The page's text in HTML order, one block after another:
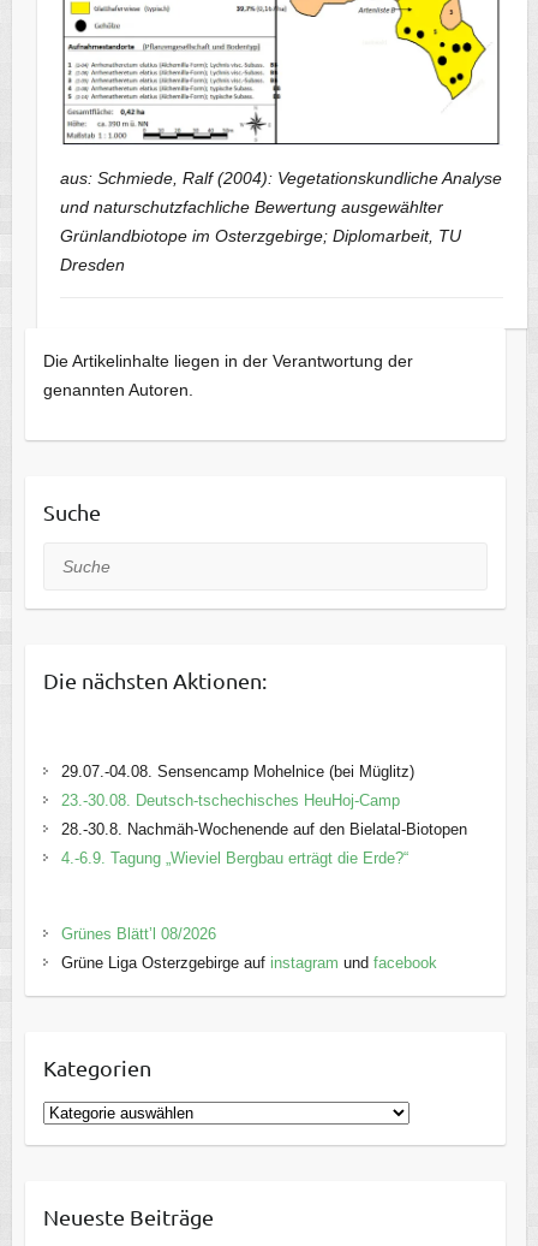
aus: Schmiede, Ralf (2004): Vegetationskundliche Analyse
und naturschutzfachliche Bewertung ausgewählter
Grünlandbiotope im Osterzgebirge; Diplomarbeit, TU
Dresden
Die Artikelinhalte liegen in der Verantwortung der
genannten Autoren.
Suche
Suche
Die nächsten Aktionen:
29.07.-04.08. Sensencamp Mohelnice (bei Müglitz)
23.-30.08. Deutsch-tschechisches HeuHoj-Camp
28.-30.8. Nachmäh-Wochenende auf den Bielatal-Biotopen
4.-6.9. Tagung „Wieviel Bergbau erträgt die Erde?“
Grünes Blätt’l 08/2026
Grüne Liga Osterzgebirge auf instagram und facebook
Kategorien
K
a
gNeueste Beiträge